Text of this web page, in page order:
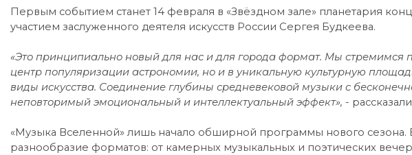
Первым событием станет 14 февраля в «Звёздном зале» планетария
участием заслуженного деятеля искусств России Сергея Будкеева.
«Это принципиально новый для нас и для города формат. Мы стремимся
центр популяризации астрономии, но и в уникальную культурную
виды искусства. Соединение глубины средневековой музыки с
неповторимый эмоциональный и интеллектуальный эффект», -
«Музыка Вселенной» лишь начало обширной программы нового сезона.
разнообразие форматов: от камерных музыкальных и поэтических